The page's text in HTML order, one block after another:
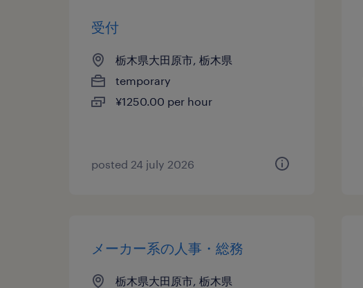
受付
栃木県大田原市, 栃木県
temporary
¥1250.00 per hour
posted 24 july 2026
メーカー系の人事・総務
栃木県大田原市, 栃木県